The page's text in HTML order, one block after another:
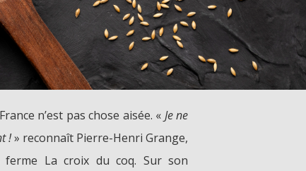
n’est pas chose aisée. « Je ne
!» reconnaît Pierre-Henri Grange,
La croix du coq. Sur son